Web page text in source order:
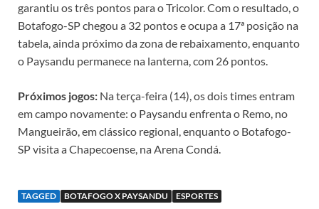
garantiu os três pontos para o Tricolor. Com o resultado, o
Botafogo-SP chegou a 32 pontos e ocupa a 17ª posição na
tabela, ainda próximo da zona de rebaixamento, enquanto
o Paysandu permanece na lanterna, com 26 pontos.
Próximos jogos: Na terça-feira (14), os dois times entram
em campo novamente: o Paysandu enfrenta o Remo, no
Mangueirão, em clássico regional, enquanto o Botafogo-
SP visita a Chapecoense, na Arena Condá.
TAGGED BOTAFOGO X PAYSANDU ESPORTES